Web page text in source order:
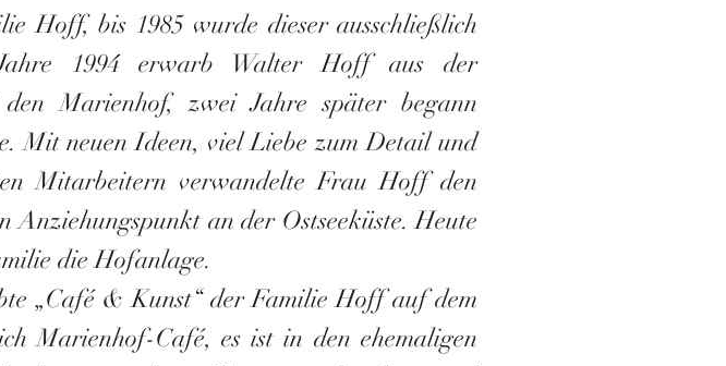
Hoff, bis 1985 wurde dieser ausschließlich
1994 erwarb Walter Hoff aus der
Marienhof, zwei Jahre später begann
Mit neuen Ideen, viel Liebe zum Detail und
Mitarbeitern verwandelte Frau Hoff den
Anziehungspunkt an der Ostseeküste.Heute
die Hofanlage.
„Café & Kunst“ der Familie Hoff auf dem
Marienhof-Café, es ist in den ehemaligen